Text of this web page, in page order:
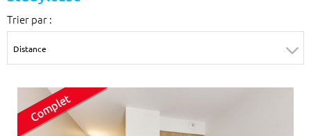
Surface min
m²
Surface max
m²
Type de location
Trier par :